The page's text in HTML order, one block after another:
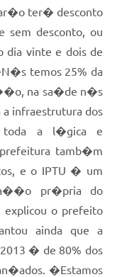
ter� desconto
desconto, ou
dia vinte e dois de
temos 25% da
na sa�de n�s
a infraestrutura dos
toda a l�gica e
tamb�m
e o IPTU � um
pr�pria do
explicou o prefeito
ainda que a
� de 80% dos
�Estamos